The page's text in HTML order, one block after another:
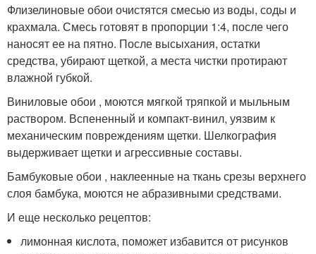
Флизелиновые обои очистятся смесью из воды, соды и
крахмала. Смесь готовят в пропорции 1:4, после чего
наносят ее на пятно. После высыхания, остатки
средства, убирают щеткой, а места чистки протирают
влажной губкой.
Виниловые обои , моются мягкой тряпкой и мыльным
раствором. Вспененный и компакт-винил, уязвим к
механическим повреждениям щетки. Шелкография
выдерживает щетки и агрессивные составы.
Бамбуковые обои , наклеенные на ткань срезы верхнего
слоя бамбука, моются не абразивными средствами.
И еще несколько рецептов:
лимонная кислота, поможет избавится от рисунков